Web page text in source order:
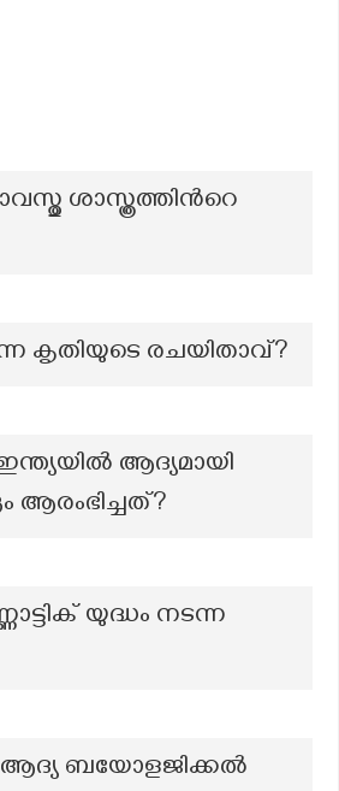
ശാസ്ത്രത്തിന്‍റെ
കൃതിയുടെ രചയിതാവ്?
ആദ്യമായി
ആരംഭിച്ചത്?
യുദ്ധം നടന്ന
ആദ്യ ബയോളജിക്കൽ